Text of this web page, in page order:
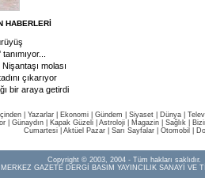
HABERLERİ
molası
çıkarıyor
bir araya getirdi
Yazarlar Ekonomi Gündem Siyaset Dünya |
Günaydın Kapak Güzeli Astroloji Magazin Sağlık
Cumartesi| Aktüel Pazar| Sarı Sayfalar| Otomobil
Copyright © 2003, 2004 - Tüm hakları saklıdır.
MERKEZ GAZETE DERGİ BASIM YAYINCILIK SANAYİ VE